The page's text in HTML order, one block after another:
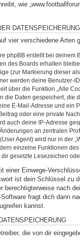
wie
DATENSPEICHERUNG
vier verschiedene Arten
phpBB erstellt bei
des Boards erhalten
(zur Markierung dieser
werden deine Benutzer-
über die Funktion „Alle
die Daten gespeichert, die
E-Mail-Adresse und ein
oder eine private
auch deine IP-Adresse
an zentralen
Agent) wird nur in der
einzelne Funktionen
gesetzte Lesezeichen
einer Einwege-
ist dein Schlüssel zu
berechtigterweise nach
fragt dich dann
kannst.
die von dir